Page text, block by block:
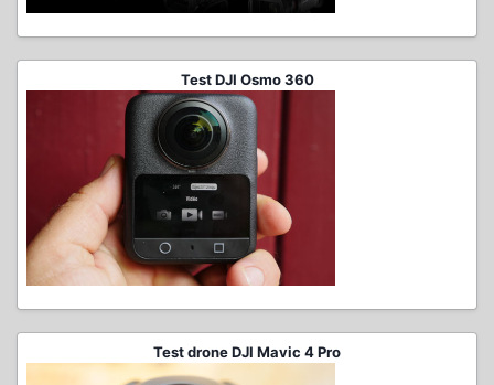
Test DJI Osmo 360
Test drone DJI Mavic 4 Pro